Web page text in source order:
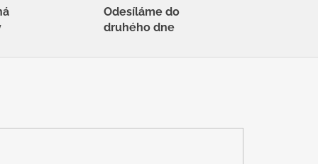
Odesíláme do
druhého dne